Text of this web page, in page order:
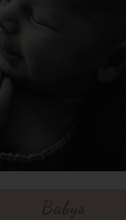
Babys